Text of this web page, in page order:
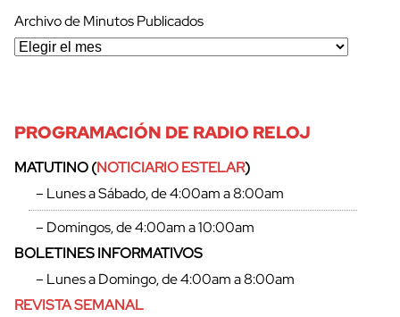
cerrar
Archivo de Minutos Publicados
PROGRAMACIÓN DE RADIO RELOJ
MATUTINO (NOTICIARIO ESTELAR)
– Lunes a Sábado, de 4:00am a 8:00am
– Domingos, de 4:00am a 10:00am
BOLETINES INFORMATIVOS
– Lunes a Domingo, de 4:00am a 8:00am
REVISTA SEMANAL